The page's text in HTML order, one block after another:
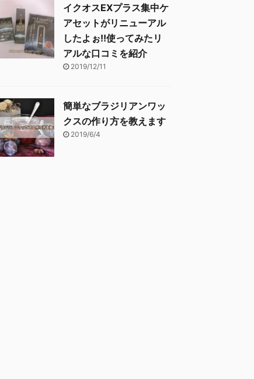
イクオスEXプラス集中ケ
アセットがリニューアル
したよぉ!!使ってみたリ
アルな口コミを紹介
2019/12/11
簡単なブラジリアンワッ
クスの作り方を教えます
2019/6/4